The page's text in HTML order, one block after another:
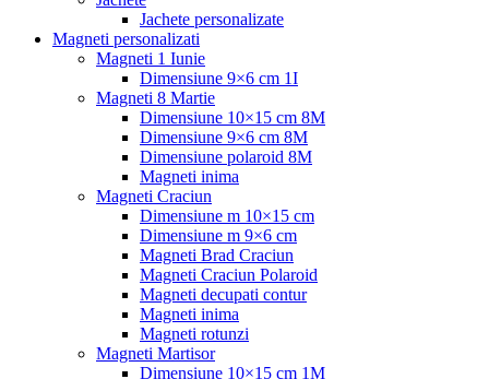
Jachete personalizate
Magneti personalizati
Magneti 1 Iunie
Dimensiune 9×6 cm 1I
Magneti 8 Martie
Dimensiune 10×15 cm 8M
Dimensiune 9×6 cm 8M
Dimensiune polaroid 8M
Magneti inima
Magneti Craciun
Dimensiune m 10×15 cm
Dimensiune m 9×6 cm
Magneti Brad Craciun
Magneti Craciun Polaroid
Magneti decupati contur
Magneti inima
Magneti rotunzi
Magneti Martisor
Dimensiune 10×15 cm 1M